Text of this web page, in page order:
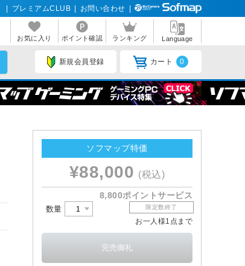
プレミアムCLUB お問い合わせ
お気に入り ポイント確認 ランキング Language
新規会員登録 カート 0
ソフマップ特価
¥88,000 (税込)
8,800ポイントサービス
数量 限定数終了
お一人様1点まで